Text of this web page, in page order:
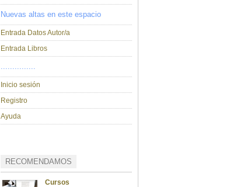
Nuevas altas en este espacio
Entrada Datos Autor/a
Entrada Libros
...............
Inicio sesión
Registro
Ayuda
RECOMENDAMOS
Cursos